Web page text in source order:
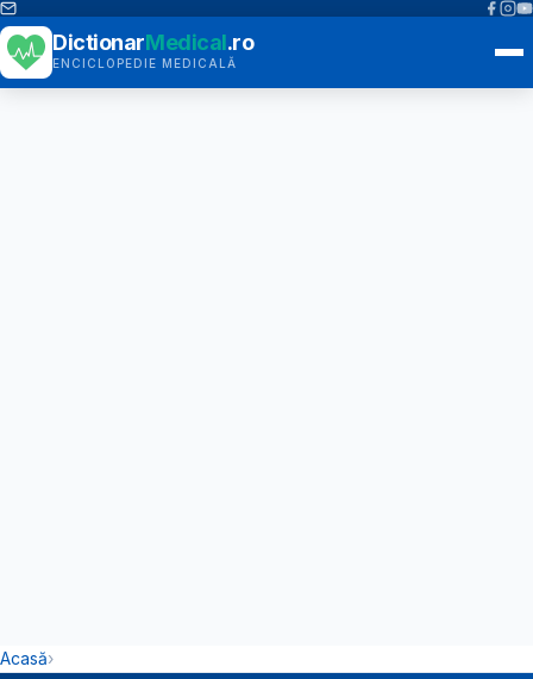
DictionarMedical.ro
ENCICLOPEDIE MEDICALĂ
Acasă›